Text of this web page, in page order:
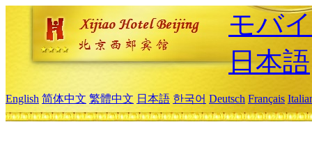
モバ
日本語
English 简体中文 繁體中文 日本語 한국어 Deutsch Français